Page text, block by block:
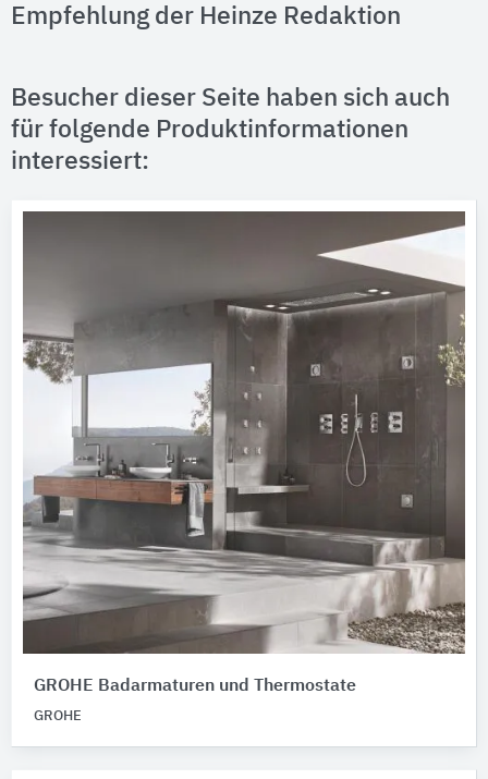
Empfehlung der Heinze Redaktion
Besucher dieser Seite haben sich auch
für folgende Produktinformationen
interessiert:
GROHE Badarmaturen und Thermostate
GROHE